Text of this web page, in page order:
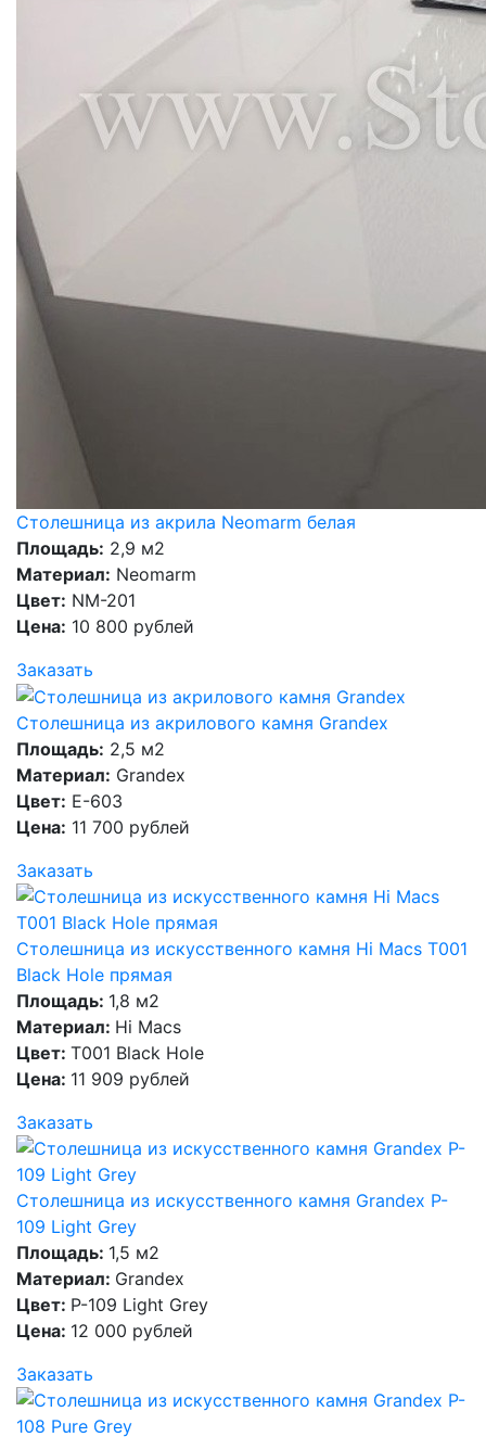
Столешница из акрила Neomarm белая
Площадь: 2,9 м2
Материал: Neomarm
Цвет: NM-201
Цена: 10 800 рублей
Заказать
Столешница из акрилового камня Grandex
Площадь: 2,5 м2
Материал: Grandex
Цвет: E-603
Цена: 11 700 рублей
Заказать
Столешница из искусственного камня Hi Macs T001
Black Hole прямая
Площадь: 1,8 м2
Материал: Hi Macs
Цвет: T001 Black Hole
Цена: 11 909 рублей
Заказать
Столешница из искусственного камня Grandex P-
109 Light Grey
Площадь: 1,5 м2
Материал: Grandex
Цвет: P-109 Light Grey
Цена: 12 000 рублей
Заказать